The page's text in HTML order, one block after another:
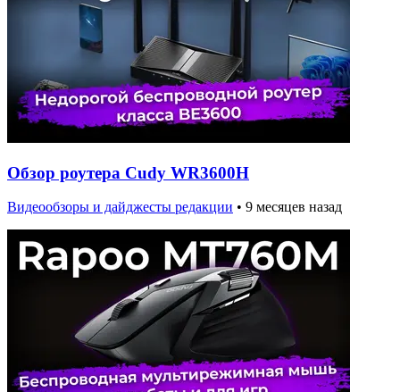
Обзор роутера Cudy WR3600H
Видеообзоры и дайджесты редакции • 9 месяцев назад